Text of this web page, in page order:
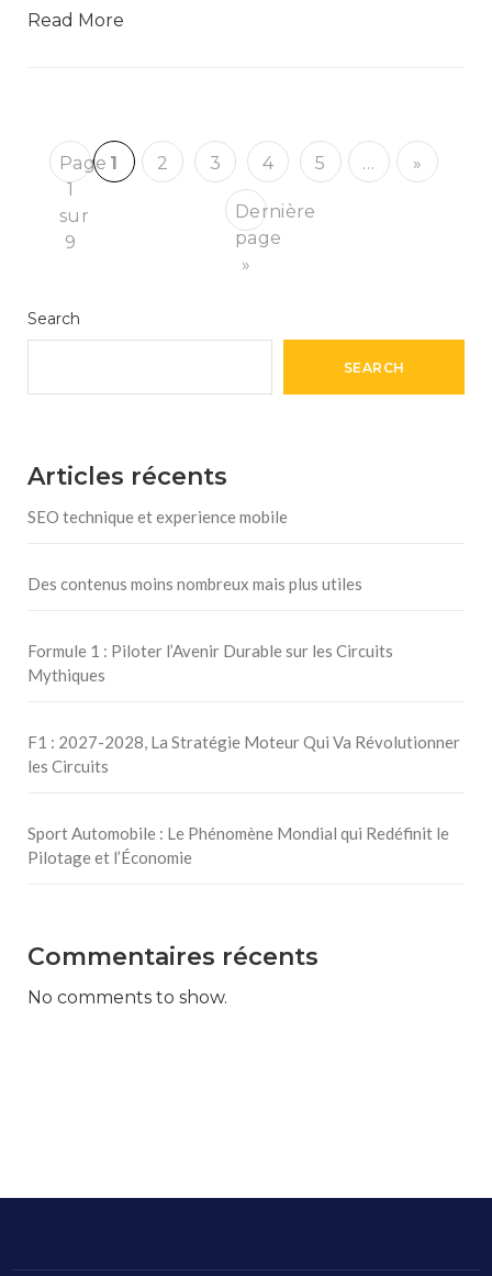
Read More
Page
1
sur
9
1 2 3 4 5 … »
Dernière
page
»
Search
SEARCH
Articles récents
SEO technique et experience mobile
Des contenus moins nombreux mais plus utiles
Formule 1 : Piloter l’Avenir Durable sur les Circuits
Mythiques
F1 : 2027-2028, La Stratégie Moteur Qui Va Révolutionner
les Circuits
Sport Automobile : Le Phénomène Mondial qui Redéfinit le
Pilotage et l’Économie
Commentaires récents
No comments to show.